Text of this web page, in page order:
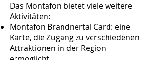
Das Montafon bietet viele weitere
Aktivitäten:
Montafon Brandnertal Card: eine
Karte, die Zugang zu verschiedenen
Attraktionen in der Region